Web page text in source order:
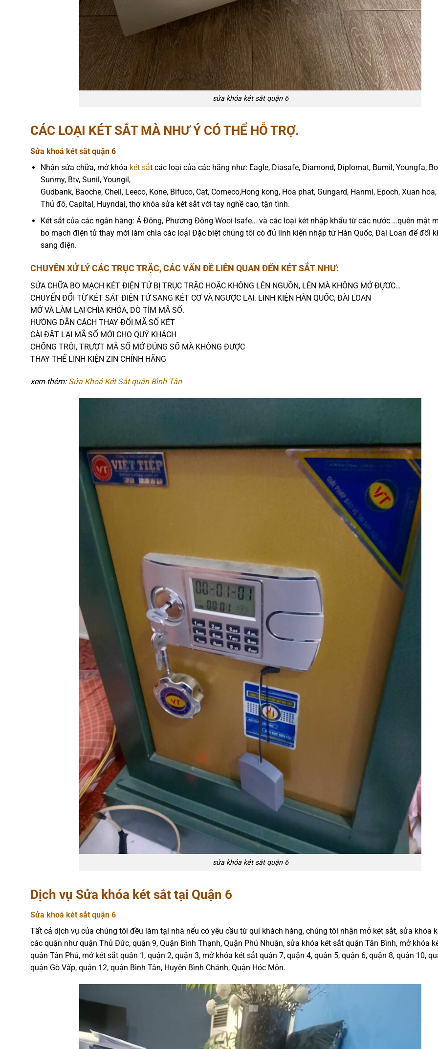
sửa khóa két sắt quận 6
CÁC LOẠI KÉT SẮT MÀ NHƯ Ý CÓ THỂ HỖ TRỢ.
Sửa khoá két sắt quận 6
Nhận sửa chữa, mở khóa két sắt các loại của các hãng như: Eagle, Diasafe, Diamond, Diplomat, Bumil, Youngfa,
Sunmy, Btv, Sunil, Youngil,
Gudbank, Baoche, Cheil, Leeco, Kone, Bifuco, Cat, Comeco,Hong kong, Hoa phat, Gungard, Hanmi, Epoch, Xuan
Thủ đô, Capital, Huyndai, thợ khóa sửa két sắt với tay nghề cao, tận tình.
Két sắt của các ngân hàng: Á Đông, Phương Đông Wooi lsafe… và các loại két nhập khẩu từ các nước …quên mật
bo mạch điện tử thay mới làm chìa các loại Đặc biệt chúng tôi có đủ linh kiện nhập từ Hàn Quốc, Đài Loan để đổi
sang điện.
CHUYÊN XỬ LÝ CÁC TRỤC TRẶC, CÁC VẤN ĐỀ LIÊN QUAN ĐẾN KÉT SẮT NHƯ:
SỬA CHỮA BO MẠCH KÉT ĐIỆN TỬ BỊ TRỤC TRẶC HOẶC KHÔNG LÊN NGUỒN, LÊN MÀ KHÔNG MỞ ĐỰƠC…
CHUYỂN ĐỔI TỪ KÉT SÁT ĐIỆN TỬ SANG KÉT CƠ VÀ NGƯỢC LẠI. LINH KIỆN HÀN QUỐC, ĐÀI LOAN
MỞ VÀ LÀM LẠI CHÌA KHÓA, DÒ TÌM MÃ SỐ.
HƯỚNG DẪN CÁCH THAY ĐỔI MÃ SỐ KÉT
CÀI ĐẶT LẠI MÃ SỐ MỚI CHO QUÝ KHÁCH
CHỐNG TRÔI, TRƯỢT MÃ SỐ MỞ ĐÚNG SỐ MÀ KHÔNG ĐƯỢC
THAY THẾ LINH KIỆN ZIN CHÍNH HÃNG
xem thêm: Sửa Khoá Két Sắt quận Bình Tân
sửa khóa két sắt quận 6
Dịch vụ Sửa khóa két sắt tại Quận 6
Sửa khoá két sắt quận 6
Tất cả dịch vụ của chúng tôi đều làm tại nhà nếu có yêu cầu từ quí khách hàng, chúng tôi nhận mở két sắt, sửa khóa
các quận như quận Thủ Đức, quận 9, Quận Bình Thạnh, Quận Phú Nhuận, sửa khóa két sắt quận Tân Bình, mở khóa
quận Tân Phú, mở két sắt quận 1, quận 2, quận 3, mở khóa két sắt quận 7, quận 4, quận 5, quận 6, quận 8, quận 10,
quận Gò Vấp, quận 12, quận Bình Tân, Huyện Bình Chánh, Quận Hóc Môn.